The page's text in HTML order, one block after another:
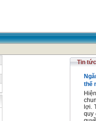
Tin tức
thế
lợi.
quy